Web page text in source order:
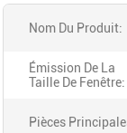
Nom Du Produit:
Émission De La
Taille De Fenêtre:
Pièces